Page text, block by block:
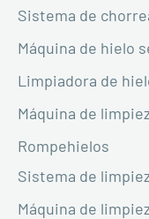
Sistema de
Máquina de hielo
Limpiadora de
Máquina de
Rompehielos
Sistema de
Máquina de